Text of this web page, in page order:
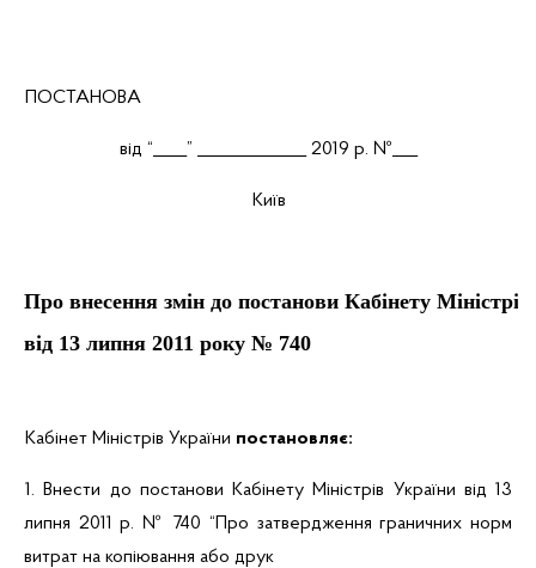
ПОСТАНОВА
від “ ” _____________ 2019 р. №___
Київ
Про внесення змін до постанови Кабінету
від 13 липня 2011 року № 740
Кабінет Міністрів України постановляє:
1. Внести до постанови Кабінету Міністрів України від 13
липня 2011 р. № 740 “ Про затвердження граничних норм
витрат на копіювання або друк